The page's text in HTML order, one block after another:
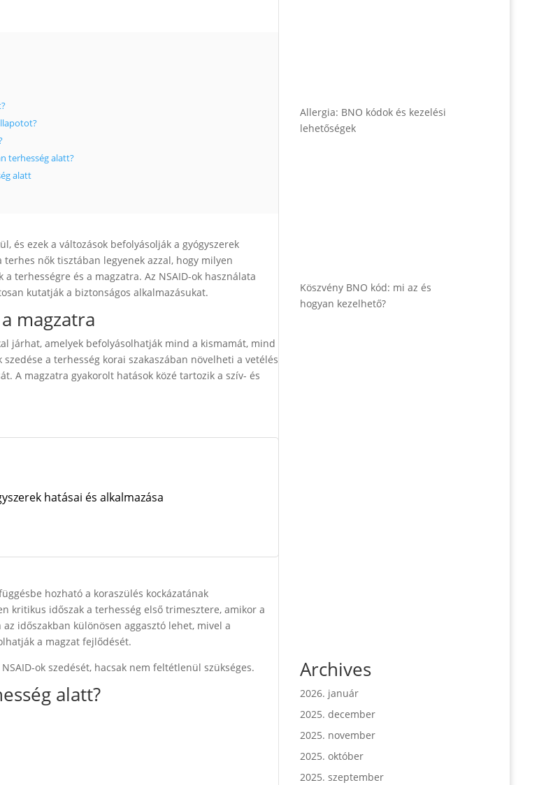
terhesség alatt?
alatt
és ezek a változások befolyásolják a gyógyszerek
nők tisztában legyenek azzal, hogy milyen
terhességre és a magzatra. Az NSAID-ok használata
kutatják a biztonságos alkalmazásukat.
magzatra
járhat, amelyek befolyásolhatják mind a kismamát, mind
a terhesség korai szakaszában növelheti a vetélés
A magzatra gyakorolt hatások közé tartozik a szív- és
hatásai és alkalmazása
hozható a koraszülés kockázatának
kritikus időszak a terhesség első trimesztere, amikor a
időszakban különösen aggasztó lehet, mivel a
a magzat fejlődését.
ok szedését, hacsak nem feltétlenül szükséges.
alatt?
Allergia: BNO kódok és kezelési
lehetőségek
Köszvény BNO kód: mi az és
hogyan kezelhető?
Archives
2026. január
2025. december
2025. november
2025. október
2025. szeptember